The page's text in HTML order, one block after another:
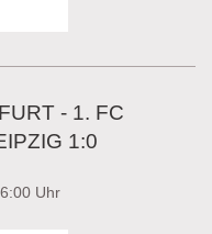
- 1. FC
1:0
Uhr